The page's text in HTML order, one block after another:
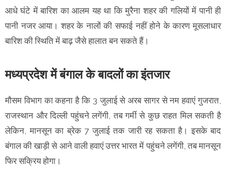
आधे घंटे में बारिश का आलम यह था कि मुरैना शहर की गलियों में पानी ही
पानी नजर आया। शहर के नालों की सफाई नहीं होने के कारण मूसलाधार
बारिश की स्थिति में बाढ़ जैसे हालात बन सकते हैं।
मध्यप्रदेश में बंगाल के बादलों का इंतजार
मौसम विभाग का कहना है कि 3 जुलाई से अरब सागर से नम हवाएं गुजरात,
राजस्थान और दिल्ली पहुंचने लगेंगी, तब गर्मी से कुछ राहत मिल सकती है
लेकिन, मानसून का ब्रेक 7 जुलाई तक जारी रह सकता है। इसके बाद
बंगाल की खाड़ी से आने वाली हवाएं उत्तर भारत में पहुंचने लगेंगी, तब मानसून
फिर सक्रिय होगा।